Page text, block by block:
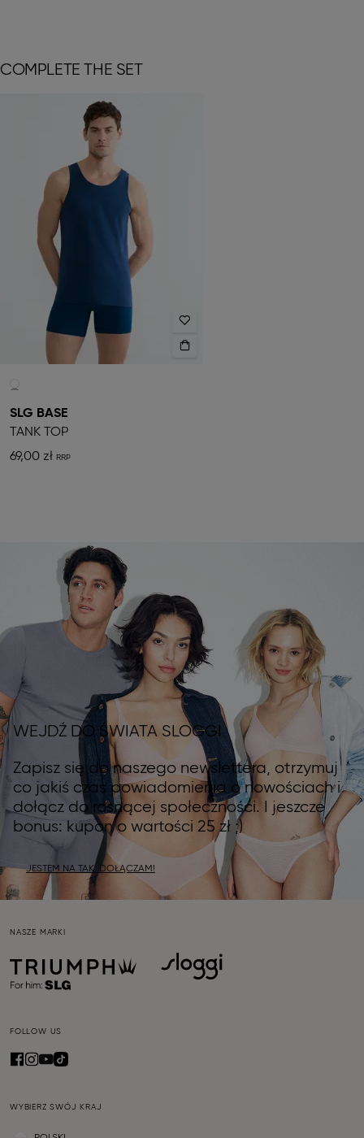
COMPLETE THE SET
SLG BASE
TANK TOP
69,00 zł
WEJDŹ DO ŚWIATA SLOGGI
Zapisz się do naszego newslettera, otrzymuj
co jakiś czas powiadomienia o nowościach i
dołącz do rosnącej społeczności. I jeszcze
bonus: kupon o wartości 25 zł ;)
JESTEM NA TAK, DOŁĄCZAM!
NASZE MARKI
FOLLOW US
WYBIERZ SWÓJ KRAJ